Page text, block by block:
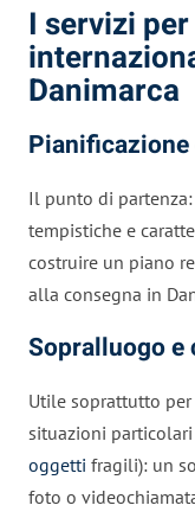
I servizi
Danimarca
Il punto di
tempistiche e
costruire un piano
alla consegna in
Sopralluogo e
Utile soprattutto
situazioni
oggetti fragili): un
foto o